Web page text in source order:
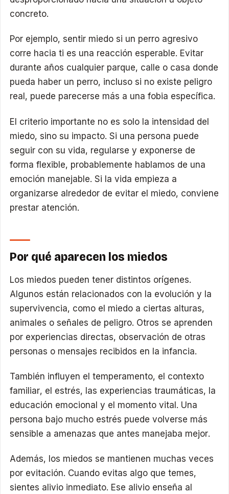
concreto.
Por ejemplo, sentir miedo si un perro agresivo
corre hacia ti es una reacción esperable. Evitar
durante años cualquier parque, calle o casa donde
pueda haber un perro, incluso si no existe peligro
real, puede parecerse más a una fobia específica.
El criterio importante no es solo la intensidad del
miedo, sino su impacto. Si una persona puede
seguir con su vida, regularse y exponerse de
forma flexible, probablemente hablamos de una
emoción manejable. Si la vida empieza a
organizarse alrededor de evitar el miedo, conviene
prestar atención.
Por qué aparecen los miedos
Los miedos pueden tener distintos orígenes.
Algunos están relacionados con la evolución y la
supervivencia, como el miedo a ciertas alturas,
animales o señales de peligro. Otros se aprenden
por experiencias directas, observación de otras
personas o mensajes recibidos en la infancia.
También influyen el temperamento, el contexto
familiar, el estrés, las experiencias traumáticas, la
educación emocional y el momento vital. Una
persona bajo mucho estrés puede volverse más
sensible a amenazas que antes manejaba mejor.
Además, los miedos se mantienen muchas veces
por evitación. Cuando evitas algo que temes,
sientes alivio inmediato. Ese alivio enseña al